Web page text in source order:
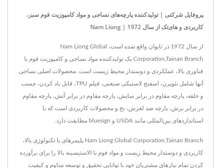
پروفایل شرکتی | تولیدکننده پارچه‌های نساجی و مواد کامپوزیت فوم سبز،
کاربردی و های‌تک از سال 1972 | Nam Liong
از سال 1972 در تایوان واقع شده است، Nam Liong Global
Corporation,Tainan Branch یک تولیدکننده مواد نساجی و کامپوزیت فوم با
فناوری بالا، عملکردی و دوستدار محیط زیست است. محصولات اصلی نساجی
آنها شامل نئوپرن، اسفنج لاستیکی صنعتی، فیلم TPU، قابل باد کردن، چسب
و حلقه، پارچه مقاوم در برابر سایش، پارچه مقاوم در برابر آتش، پارچه مقاوم
در برابر برش، پارچه ضد لغزش، نخ و محصولات کاربردی است که با
استانداردهای بین‌المللی مانند USDA و bluesign مطابقت دارد.
Nam Liong Global Corporation,Tainan Branch پلیمرهای با تکنولوژی بالا،
کاربردی و دوستدار محیط زیست و مواد فوم با الاستیسیته بالا را برای برآورده
کردن تمام نیازهای مشتریان خود با توانایی تحقیق و توسعه مداوم و کیفیت